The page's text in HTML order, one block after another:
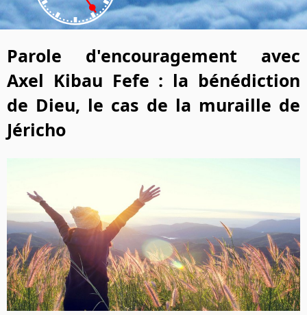
Parole d'encouragement avec
Axel Kibau Fefe : la bénédiction
de Dieu, le cas de la muraille de
Jéricho